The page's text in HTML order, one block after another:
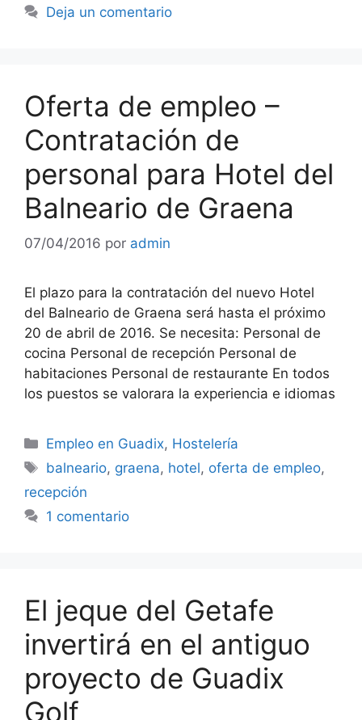
Deja un comentario
Oferta de empleo –
Contratación de
personal para Hotel del
Balneario de Graena
07/04/2016 por admin
El plazo para la contratación del nuevo Hotel
del Balneario de Graena será hasta el próximo
20 de abril de 2016. Se necesita: Personal de
cocina Personal de recepción Personal de
habitaciones Personal de restaurante En todos
los puestos se valorara la experiencia e idiomas
Categorías
Empleo en Guadix, Hostelería
Etiquetas
balneario, graena, hotel, oferta de empleo,
recepción
1 comentario
El jeque del Getafe
invertirá en el antiguo
proyecto de Guadix
Golf